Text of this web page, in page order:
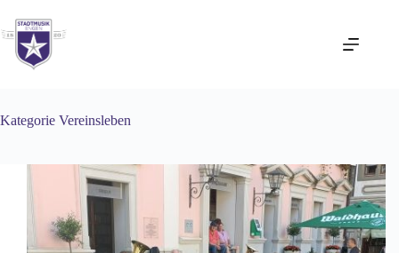
Inhalt
springen
Kategorie Vereinsleben